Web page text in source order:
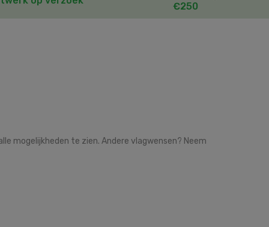
€250
mogelijkheden te zien. Andere vlagwensen? Neem